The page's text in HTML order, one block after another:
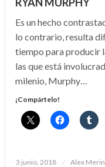
Es un hecho
lo contrario, resulta
tiempo para producir
las que está
milenio, Murphy…
¡Compártelo!
Publicado
3 junio, 2018 Alex